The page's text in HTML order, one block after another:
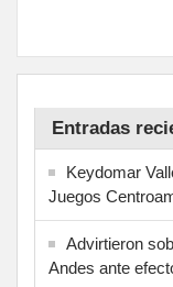
Entradas
Keydomar
Juegos
Advirtieron
Andes ante